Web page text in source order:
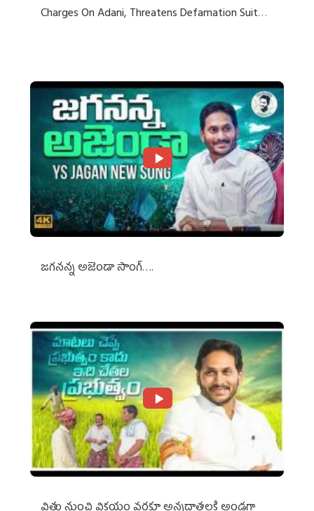
Charges On Adani, Threatens Defamation Suit
జగనన్న అజెండా సాంగ్….